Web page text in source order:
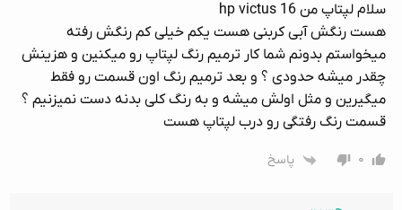
سلام لپتاپ من hp victus 16
هست رنگش آبی کربنی هست یکم خیلی کم رنگش رفته
میخواستم بدونم شما کار ترمیم رنگ لپتاپ رو میکنین و هزینش
چقدر میشه حدودی ؟ و بعد ترمیم رنگ اون قسمت رو فقط
میگیرین و مثل اولش میشه و به رنگ کلی بدنه دست نمیزنیم ؟
قسمت رنگ رفتگی رو درب لپتاپ هست
۰ پاسخ